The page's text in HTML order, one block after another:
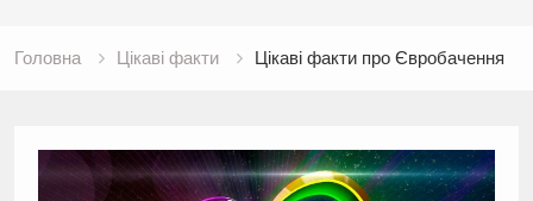
Головна Цікаві факти Цікаві факти про Євробачення